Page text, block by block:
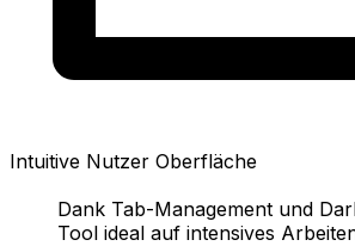
Intuitive Nutzer Oberfläche
Dank Tab-Management und
Tool ideal auf intensives